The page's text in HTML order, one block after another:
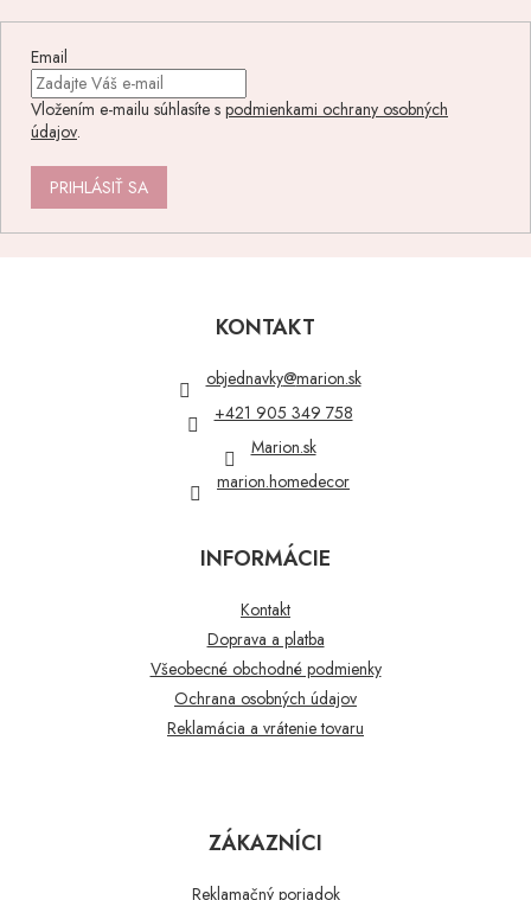
Email
Vložením e-mailu súhlasíte s podmienkami ochrany osobných
údajov.
PRIHLÁSIŤ SA
KONTAKT
objednavky@marion.sk
+421 905 349 758
Marion.sk
marion.homedecor
INFORMÁCIE
Kontakt
Doprava a platba
Všeobecné obchodné podmienky
Ochrana osobných údajov
Reklamácia a vrátenie tovaru
ZÁKAZNÍCI
Reklamačný poriadok